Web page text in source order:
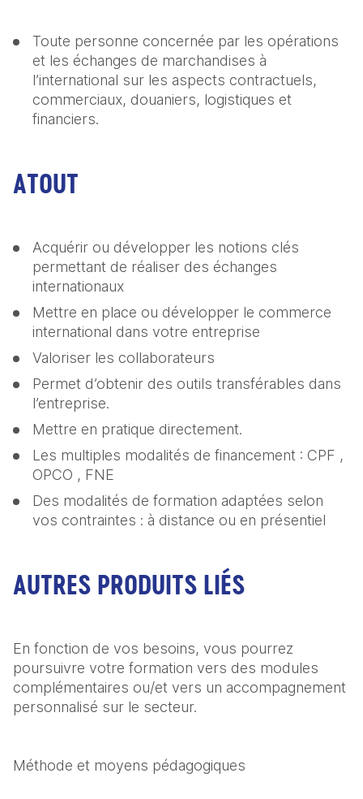
Toute personne concernée par les opérations
et les échanges de marchandises à
l’international sur les aspects contractuels,
commerciaux, douaniers, logistiques et
financiers.
ATOUT
Acquérir ou développer les notions clés
permettant de réaliser des échanges
internationaux
Mettre en place ou développer le commerce
international dans votre entreprise
Valoriser les collaborateurs
Permet d’obtenir des outils transférables dans
l’entreprise.
Mettre en pratique directement.
Les multiples modalités de financement : CPF ,
OPCO , FNE
Des modalités de formation adaptées selon
vos contraintes : à distance ou en présentiel
AUTRES PRODUITS LIÉS
En fonction de vos besoins, vous pourrez
poursuivre votre formation vers des modules
complémentaires ou/et vers un accompagnement
personnalisé sur le secteur.
Méthode et moyens pédagogiques